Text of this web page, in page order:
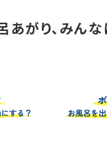
あがり、みん